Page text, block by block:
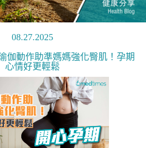
08.27.2025
伽動作助準媽媽強化臀肌！孕期
心情好更輕鬆